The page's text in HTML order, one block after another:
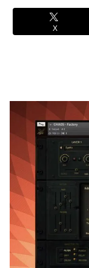
X